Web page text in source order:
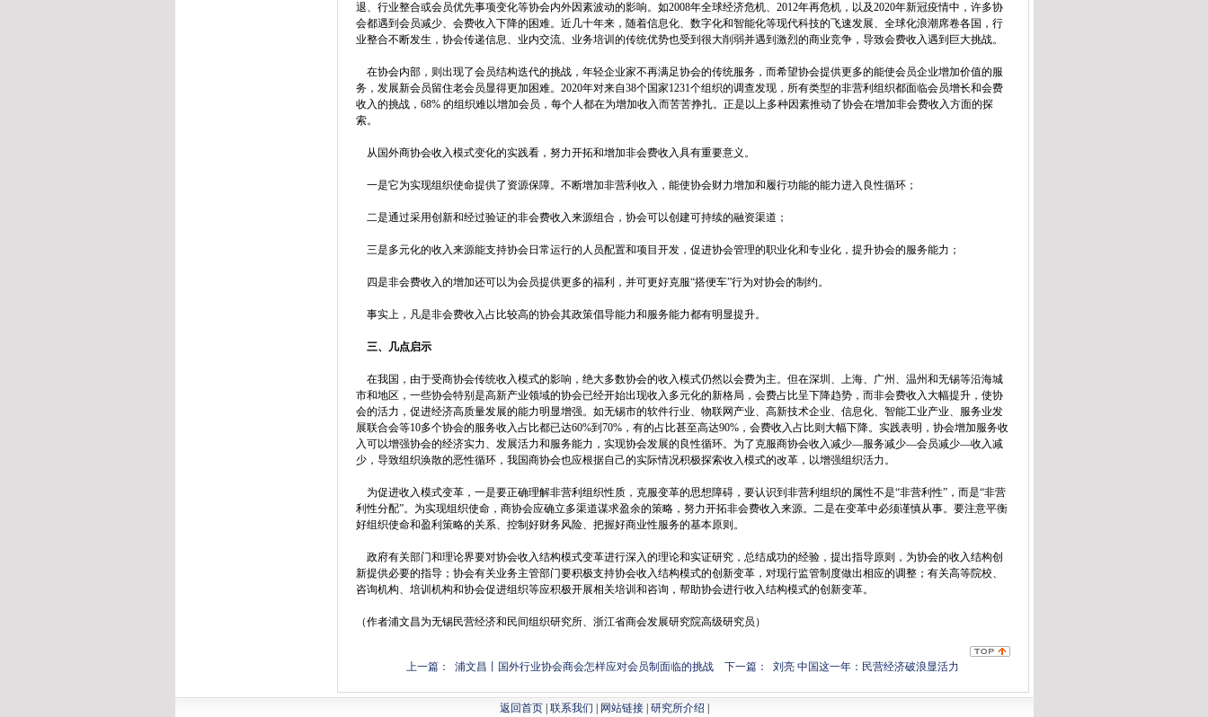
退、行业整合或会员优先事项变化等协会内外因素波动的影响。如2008年全球经济危机、2012年再危机，以及2020年新冠疫情中，许多协
会都遇到会员减少、会费收入下降的困难。近几十年来，随着信息化、数字化和智能化等现代科技的飞速发展、全球化浪潮席卷各国，行
业整合不断发生，协会传递信息、业内交流、业务培训的传统优势也受到很大削弱并遇到激烈的商业竞争，导致会费收入遇到巨大挑战。
在协会内部，则出现了会员结构迭代的挑战，年轻企业家不再满足协会的传统服务，而希望协会提供更多的能使会员企业增加价值的服
务，发展新会员留住老会员显得更加困难。2020年对来自38个国家1231个组织的调查发现，所有类型的非营利组织都面临会员增长和会费
收入的挑战，68% 的组织难以增加会员，每个人都在为增加收入而苦苦挣扎。正是以上多种因素推动了协会在增加非会费收入方面的探
索。
从国外商协会收入模式变化的实践看，努力开拓和增加非会费收入具有重要意义。
一是它为实现组织使命提供了资源保障。不断增加非营利收入，能使协会财力增加和履行功能的能力进入良性循环；
二是通过采用创新和经过验证的非会费收入来源组合，协会可以创建可持续的融资渠道；
三是多元化的收入来源能支持协会日常运行的人员配置和项目开发，促进协会管理的职业化和专业化，提升协会的服务能力；
四是非会费收入的增加还可以为会员提供更多的福利，并可更好克服“搭便车”行为对协会的制约。
事实上，凡是非会费收入占比较高的协会其政策倡导能力和服务能力都有明显提升。
三、几点启示
在我国，由于受商协会传统收入模式的影响，绝大多数协会的收入模式仍然以会费为主。但在深圳、上海、广州、温州和无锡等沿海城
市和地区，一些协会特别是高新产业领域的协会已经开始出现收入多元化的新格局，会费占比呈下降趋势，而非会费收入大幅提升，使协
会的活力，促进经济高质量发展的能力明显增强。如无锡市的软件行业、物联网产业、高新技术企业、信息化、智能工业产业、服务业发
展联合会等10多个协会的服务收入占比都已达60%到70%，有的占比甚至高达90%，会费收入占比则大幅下降。实践表明，协会增加服务收
入可以增强协会的经济实力、发展活力和服务能力，实现协会发展的良性循环。为了克服商协会收入减少—服务减少—会员减少—收入减
少，导致组织涣散的恶性循环，我国商协会也应根据自己的实际情况积极探索收入模式的改革，以增强组织活力。
为促进收入模式变革，一是要正确理解非营利组织性质，克服变革的思想障碍，要认识到非营利组织的属性不是“非营利性”，而是“非营
利性分配”。为实现组织使命，商协会应确立多渠道谋求盈余的策略，努力开拓非会费收入来源。二是在变革中必须谨慎从事。要注意平衡
好组织使命和盈利策略的关系、控制好财务风险、把握好商业性服务的基本原则。
政府有关部门和理论界要对协会收入结构模式变革进行深入的理论和实证研究，总结成功的经验，提出指导原则，为协会的收入结构创
新提供必要的指导；协会有关业务主管部门要积极支持协会收入结构模式的创新变革，对现行监管制度做出相应的调整；有关高等院校、
咨询机构、培训机构和协会促进组织等应积极开展相关培训和咨询，帮助协会进行收入结构模式的创新变革。
（作者浦文昌为无锡民营经济和民间组织研究所、浙江省商会发展研究院高级研究员）
上一篇： 浦文昌丨国外行业协会商会怎样应对会员制面临的挑战 下一篇： 刘亮 中国这一年：民营经济破浪显活力
返回首页| 联系我们 网站链接| 研究所介绍